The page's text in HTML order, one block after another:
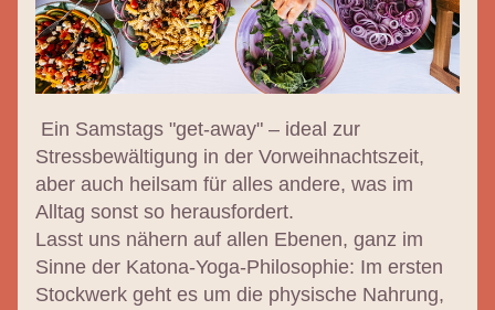
Stressbewältigung in der Vorweihnachtszeit,
aber auch heilsam für alles andere, was im
Alltag sonst so herausfordert.
Lasst uns nähern auf allen Ebenen, ganz im
Sinne der Katona-Yoga-Philosophie: Im ersten
Stockwerk geht es um die physische Nahrung,